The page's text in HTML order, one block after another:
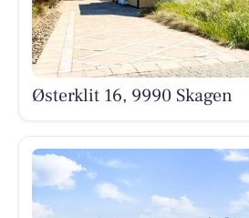
Østerklit 16, 9990 Skagen